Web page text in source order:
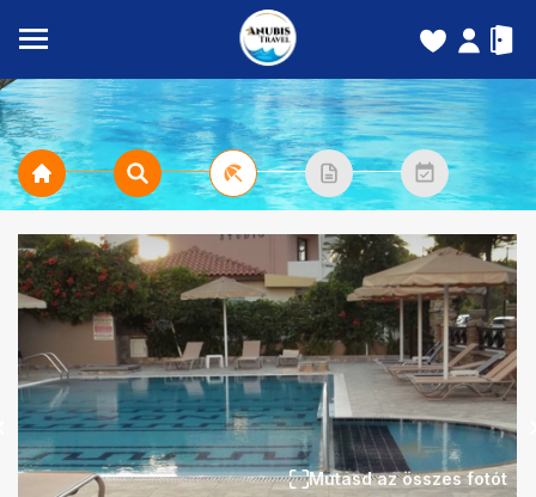
Mutasd az összes fotót